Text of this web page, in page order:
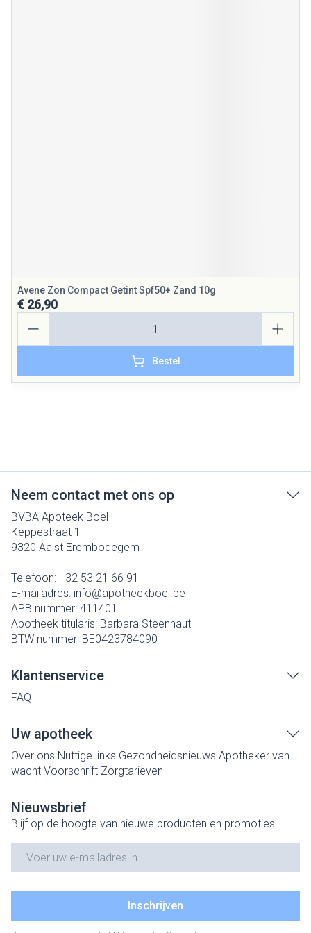
Avene Zon Compact Getint Spf50+ Zand 10g
€ 26,90
Bestel
Neem contact met ons op
BVBA Apoteek Boel
Keppestraat 1
9320 Aalst Erembodegem
Telefoon: +32 53 21 66 91
E-mailadres: info@apotheekboel.be
APB nummer: 411401
Apotheek titularis: Barbara Steenhaut
BTW nummer: BE0423784090
Klantenservice
FAQ
Uw apotheek
Over ons Nuttige links Gezondheidsnieuws Apotheker van
wacht Voorschrift Zorgtarieven
Nieuwsbrief
Blijf op de hoogte van nieuwe producten en promoties
Inschrijven